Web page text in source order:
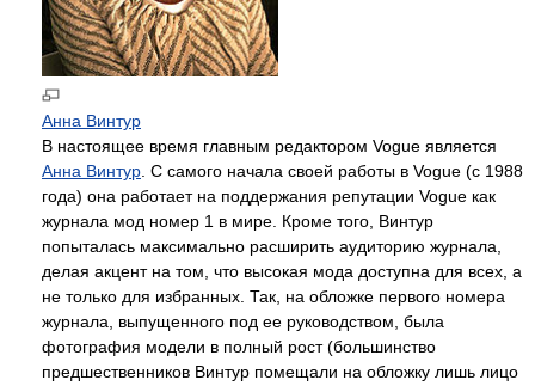
Анна Винтур
В настоящее время главным редактором Vogue является
Анна Винтур. С самого начала своей работы в Vogue (с 1988
года) она работает на поддержания репутации Vogue как
журнала мод номер 1 в мире. Кроме того, Винтур
попыталась максимально расширить аудиторию журнала,
делая акцент на том, что высокая мода доступна для всех, а
не только для избранных. Так, на обложке первого номера
журнала, выпущенного под ее руководством, была
фотография модели в полный рост (большинство
предшественников Винтур помещали на обложку лишь лицо